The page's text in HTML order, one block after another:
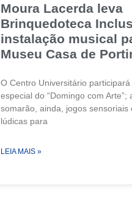
Moura Lacerda leva
Brinquedoteca
instalação musical
Museu Casa de
O Centro Universitário
especial do “Domingo com Arte”;
somarão, ainda, jogos sensoriais
lúdicas para
LEIA MAIS »